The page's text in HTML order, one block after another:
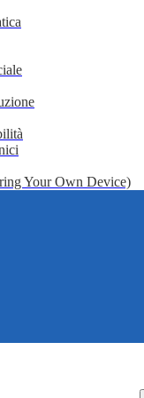
Your Own Device)